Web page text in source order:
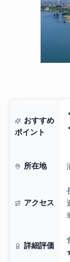
おすすめ
ポイント
所在地
アクセス
詳細評価